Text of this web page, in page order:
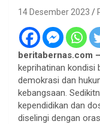
14 Desember 2023
beritabernas.com –
keprihatinan kondisi
demokrasi dan
kebangsaan.
kependidikan dan
diselingi dengan